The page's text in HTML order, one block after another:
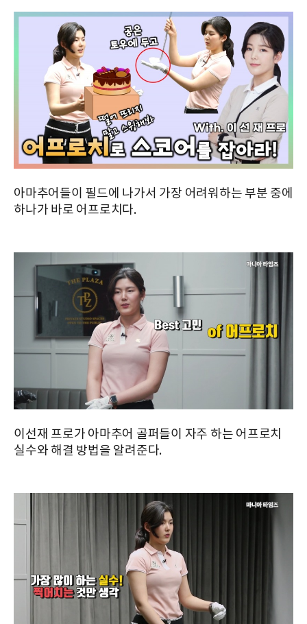
아마추어들이 필드에 나가서 가장 어려워하는 부분 중에
하나가 바로 어프로치다.
이선재 프로가 아마추어 골퍼들이 자주 하는 어프로치
실수와 해결 방법을 알려준다.